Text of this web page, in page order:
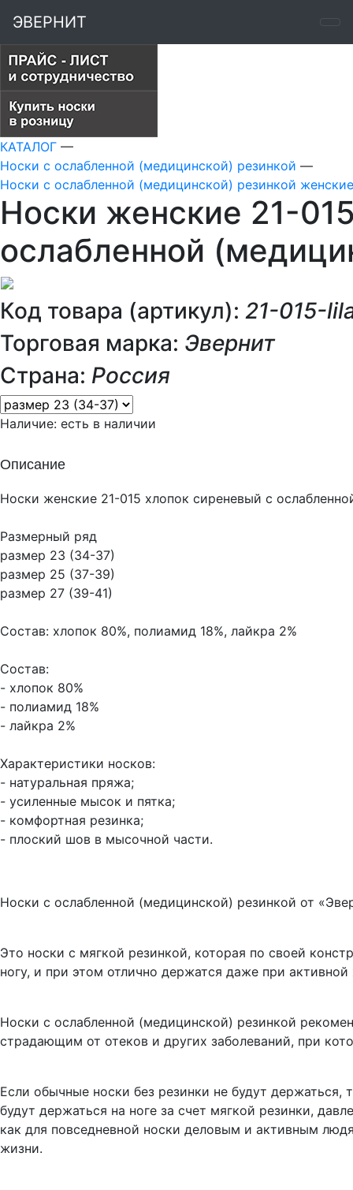
ЭВЕРНИТ
КАТАЛОГ —
Носки с ослабленной (медицинской) резинкой —
Носки с ослабленной (медицинской) резинкой женские
Носки женские 21-
ослабленной
Код товара (артикул): 21-015-
Торговая марка: Эвернит
Страна: Россия
Наличие: есть в наличии
Описание
Носки женские 21-015 хлопок сиреневый с
Размерный ряд
размер 23 (34-37)
размер 25 (37-39)
размер 27 (39-41)
Состав: хлопок 80%, полиамид 18%, лайкра 2%
Состав:
- хлопок 80%
- полиамид 18%
- лайкра 2%
Характеристики носков:
- натуральная пряжа;
- усиленные мысок и пятка;
- комфортная резинка;
- плоский шов в мысочной части.
Носки с ослабленной (медицинской) резинкой от
Это носки с мягкой резинкой, которая по своей
ногу, и при этом отлично держатся даже при активной
Носки с ослабленной (медицинской) резинкой
страдающим от отеков и других заболеваний, при
Если обычные носки без резинки не будут
будут держаться на ноге за счет мягкой резинки,
как для повседневной носки деловым и активным
жизни.